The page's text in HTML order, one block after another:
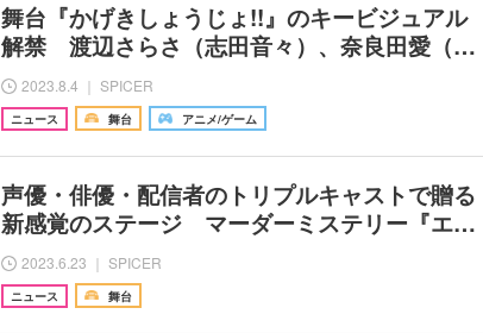
舞台『かげきしょうじょ!!』のキービジュアル
解禁 渡辺さらさ（志田音々）、奈良田愛（…
2023.8.4 ｜ SPICER
ニュース 舞台 アニメ/ゲーム
声優・俳優・配信者のトリプルキャストで贈る
新感覚のステージ マーダーミステリー『エ…
2023.6.23 ｜ SPICER
ニュース 舞台